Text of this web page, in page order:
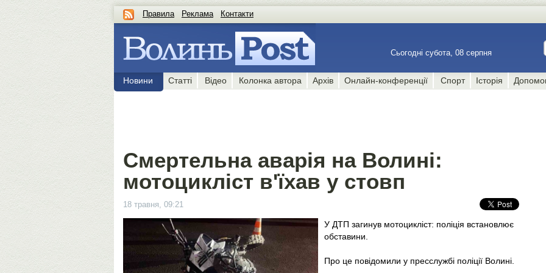
Правила Реклама Контакти
Сьогодні субота, 08 серпня
Новини Статті Відео Колонка автора Архів Онлайн-конференції Спорт Історія
Смертельна аварія на Волині:
мотоцикліст в'їхав у стовп
18 травня, 09:21
У ДТП загинув мотоцикліст: поліція встановлює
обставини.
Про це повідомили у пресслужбі поліції Волині.